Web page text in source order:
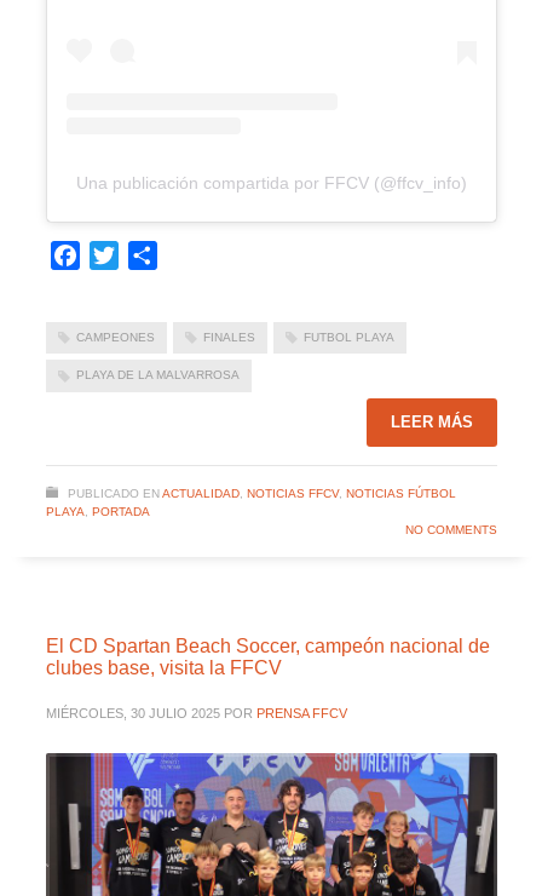
Una publicación compartida por FFCV (@ffcv_info)
Facebook
Twitter
CAMPEONES FINALES FUTBOL PLAYA
PLAYA DE LA MALVARROSA
LEER MÁS
PUBLICADO EN ACTUALIDAD, NOTICIAS FFCV, NOTICIAS FÚTBOL
PLAYA
PORTADA
NO COMMENTS
El CD Spartan Beach Soccer, campeón nacional de
clubes base, visita la FFCV
MIÉRCOLES, 30 JULIO 2025 POR PRENSA FFCV